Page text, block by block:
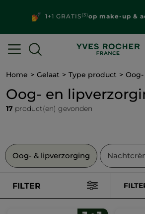
1+1 GRATIS(3)op make-up &
Home Gelaat Type product
Oog- en
17 product(en) gevonden
Oog- & lipverzorging
FILTER